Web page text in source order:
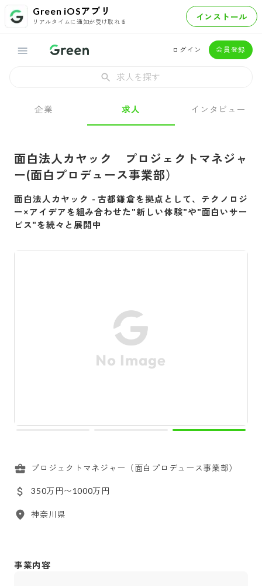
Green iOSアプリ
リアルタイムに通知が受け取れる インストール
ログイン 会員登録
求人を探す
企業 求人 インタビュー
面白法人カヤック プロジェクトマネジャ
ー(面白プロデュース事業部）
面白法人カヤック -古都鎌倉を拠点として、テクノロジ
ー×アイデアを組み合わせた"新しい体験"や"面白いサー
ビス"を続々と展開中
プロジェクトマネジャー（面白プロデュース事業部）
350万円〜1000万円
神奈川県
事業内容